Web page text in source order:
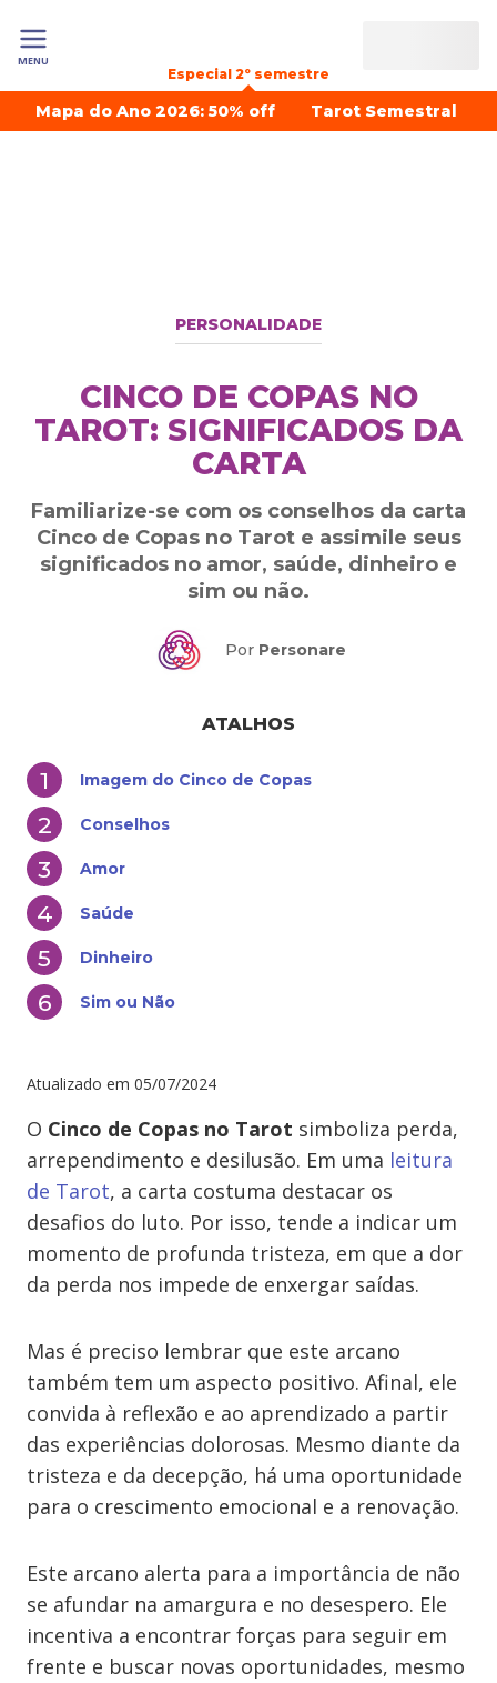
MENU
Especial 2º semestre
Mapa do Ano 2026: 50% off Tarot Semestral
PERSONALIDADE
CINCO DE COPAS NO
TAROT: SIGNIFICADOS DA
CARTA
Familiarize-se com os conselhos da carta
Cinco de Copas no Tarot e assimile seus
significados no amor, saúde, dinheiro e
sim ou não.
Por Personare
ATALHOS
Imagem do Cinco de Copas
Conselhos
Amor
Saúde
Dinheiro
Sim ou Não
Atualizado em 05/07/2024
O Cinco de Copas no Tarot simboliza perda,
arrependimento e desilusão. Em uma leitura
de Tarot, a carta costuma destacar os
desafios do luto. Por isso, tende a indicar um
momento de profunda tristeza, em que a dor
da perda nos impede de enxergar saídas.
Mas é preciso lembrar que este arcano
também tem um aspecto positivo. Afinal, ele
convida à reflexão e ao aprendizado a partir
das experiências dolorosas. Mesmo diante da
tristeza e da decepção, há uma oportunidade
para o crescimento emocional e a renovação.
Este arcano alerta para a importância de não
se afundar na amargura e no desespero. Ele
incentiva a encontrar forças para seguir em
frente e buscar novas oportunidades, mesmo